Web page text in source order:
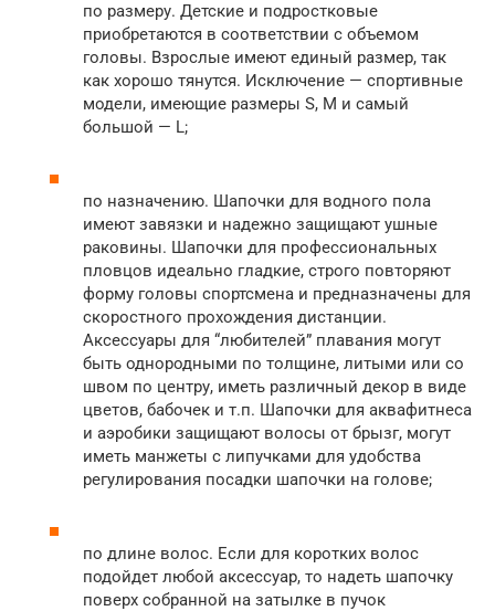
по размеру. Детские и подростковые
приобретаются в соответствии с объемом
головы. Взрослые имеют единый размер, так
как хорошо тянутся. Исключение — спортивные
модели, имеющие размеры S, М и самый
большой — L;
по назначению. Шапочки для водного пола
имеют завязки и надежно защищают ушные
раковины. Шапочки для профессиональных
пловцов идеально гладкие, строго повторяют
форму головы спортсмена и предназначены для
скоростного прохождения дистанции.
Аксессуары для “любителей” плавания могут
быть однородными по толщине, литыми или со
швом по центру, иметь различный декор в виде
цветов, бабочек и т.п. Шапочки для аквафитнеса
и аэробики защищают волосы от брызг, могут
иметь манжеты с липучками для удобства
регулирования посадки шапочки на голове;
по длине волос. Если для коротких волос
подойдет любой аксессуар, то надеть шапочку
поверх собранной на затылке в пучок